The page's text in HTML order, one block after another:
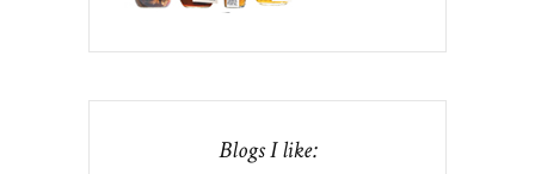
Blogs I like: